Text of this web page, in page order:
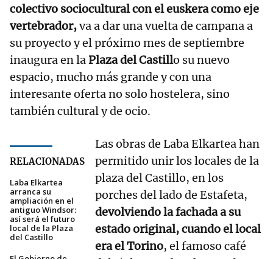
colectivo sociocultural con el euskera como eje
vertebrador,va a dar una vuelta de campana a
su proyecto y el próximo mes de septiembre
inaugura en laPlaza del Castillo su nuevo
espacio, mucho más grande y con una
interesante oferta no solo hostelera, sino
también cultural y de ocio.
RELACIONADAS
Laba Elkartea
arranca su
ampliación en el
antiguo Windsor:
así será el futuro
local de la Plaza
del Castillo
Las obras de Laba Elkartea han
permitido unir los locales de la
plaza del Castillo, en los
porches del lado de Estafeta,
devolviendo la fachada a su
estado original, cuando el local
era el Torino, el famoso café